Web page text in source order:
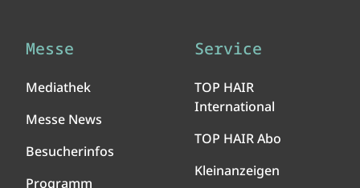
Messe
Mediathek
Messe News
Besucherinfos
Programm
Service
TOP HAIR
International
TOP HAIR Abo
Kleinanzeigen